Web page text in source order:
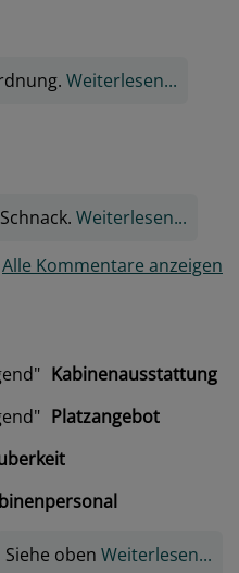
Weiterlesen...
Weiterlesen...
Alle Kommentare anzeigen
Kabinenausstattung
Platzangebot
Siehe oben Weiterlesen...